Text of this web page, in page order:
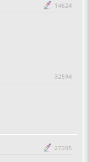
14624
32594
27205